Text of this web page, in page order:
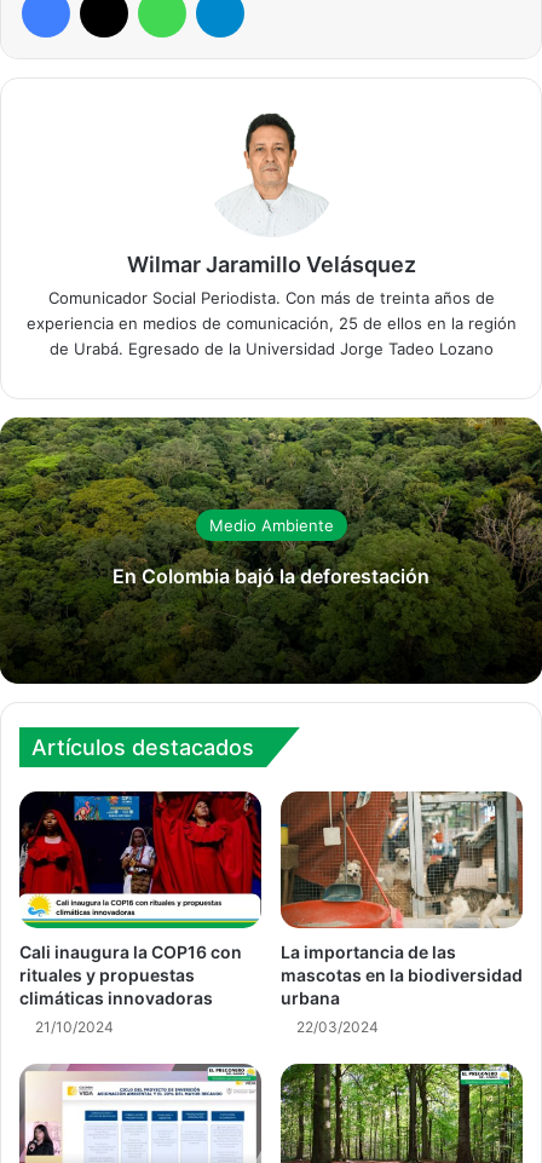
Wilmar Jaramillo Velásquez
Comunicador Social Periodista. Con más de treinta años de
experiencia en medios de comunicación, 25 de ellos en la región
de Urabá. Egresado de la Universidad Jorge Tadeo Lozano
Medio Ambiente
En Colombia bajó la deforestación
Artículos destacados
Cali inaugura la COP16 con
rituales y propuestas
climáticas innovadoras
21/10/2024
La importancia de las
mascotas en la biodiversidad
urbana
22/03/2024